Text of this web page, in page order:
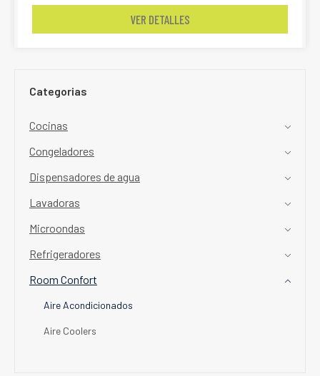
Categorias
Cocinas
Congeladores
Dispensadores de agua
Lavadoras
Microondas
Refrigeradores
Room Confort
Aire Acondicionados
Aire Coolers
VER DETALLES